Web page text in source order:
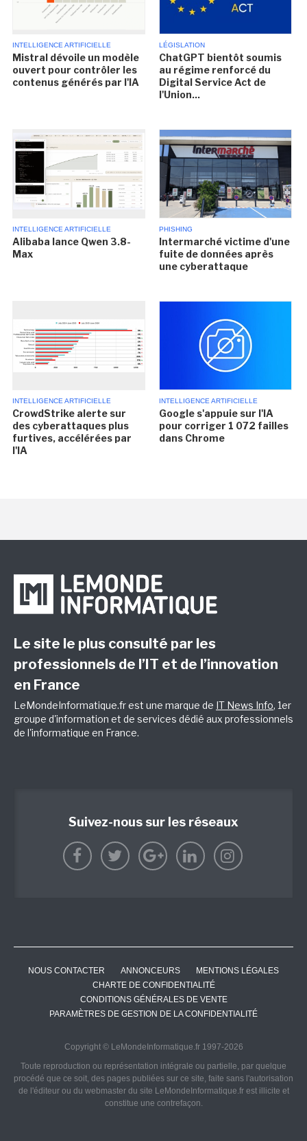
INTELLIGENCE ARTIFICIELLE
Mistral dévoile un modèle
ouvert pour contrôler les
contenus générés par l'IA
LÉGISLATION
ChatGPT bientôt soumis
au régime renforcé du
Digital Service Act de
l'Union...
INTELLIGENCE ARTIFICIELLE
Alibaba lance Qwen 3.8-
Max
PHISHING
Intermarché victime d'une
fuite de données après
une cyberattaque
INTELLIGENCE ARTIFICIELLE
CrowdStrike alerte sur
des cyberattaques plus
furtives, accélérées par
l'IA
INTELLIGENCE ARTIFICIELLE
Google s'appuie sur l'IA
pour corriger 1 072 failles
dans Chrome
Le site le plus consulté par les
professionnels de l’IT et de l’innovation
en France
LeMondeInformatique.fr est une marque de IT News Info, 1er
groupe d'information et de services dédié aux professionnels
de l'informatique en France.
Suivez-nous sur les réseaux
NOUS CONTACTER ANNONCEURS
MENTIONS LÉGALES
CHARTE DE CONFIDENTIALITÉ
CONDITIONS GÉNÉRALES DE VENTE
PARAMÈTRES DE GESTION DE LA CONFIDENTIALITÉ
Copyright © LeMondeInformatique.fr 1997-2026
Toute reproduction ou représentation intégrale ou partielle, par quelque
procédé que ce soit, des pages publiées sur ce site, faite sans l'autorisation
de l'éditeur ou du webmaster du site LeMondeInformatique.fr est illicite et
constitue une contrefaçon.